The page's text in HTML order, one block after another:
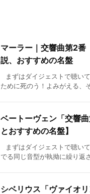
マーラー｜交響曲第2番
説、おすすめの名盤
まずはダイジェストで聴い
ために死のう！よみがえる、
ベートーヴェン「交響
とおすすめの名盤】
まずはダイジェストで聴い
でる同じ音型が執拗に繰り返
シベリウス「ヴァイオ